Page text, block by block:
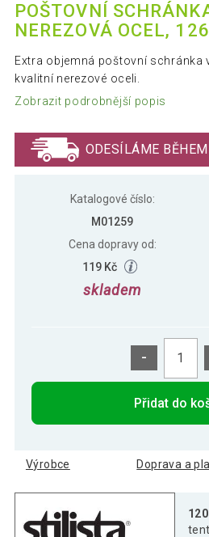
POŠTOVNÍ
NEREZOVÁ OCEL,
Extra objemná poštovní schránka
kvalitní nerezové oceli.
Zobrazit podrobnější popis
ODESÍLÁME
Katalogové číslo:
M01259
Cena dopravy od:
119 Kč
skladem
-
Přidat do
Výrobce Doprava a
120